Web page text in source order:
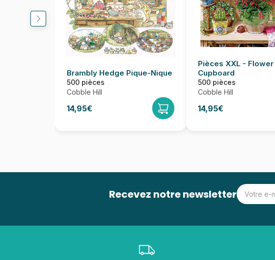
Brambly Hedge Pique-Nique
500 pièces
Cobble Hill
14,95€
Pièces XXL - Flower
Cupboard
500 pièces
Cobble Hill
14,95€
Recevez notre newsletter